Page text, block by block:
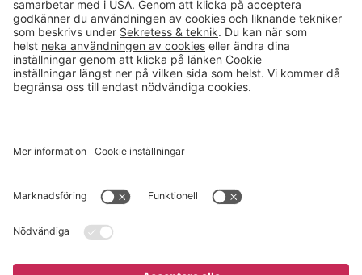
0433-740 80
Kundservice öppettider
Vardagar 07.30-17.00
© 2026 Gerdmans Inredningar AB Alla priser är exklusive moms.
Cookie inställningar